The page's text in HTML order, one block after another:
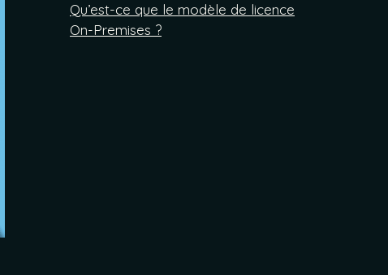
Qu’est-ce que le modèle de licence
On-Premises ?